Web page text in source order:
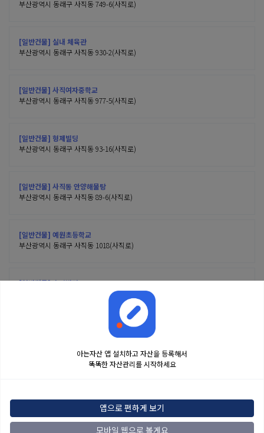
부산광역시 동래구 사직동 749-6(사직로)
[일반건물] 실내 체육관
부산광역시 동래구 사직동 930-2(사직로)
[일반건물] 사직여자중학교
부산광역시 동래구 사직동 977-5(사직로)
[일반건물] 형제빌딩
부산광역시 동래구 사직동 93-16(사직로)
[일반건물] 사직동 안양해물탕
부산광역시 동래구 사직동 89-6(사직로)
[일반건물] 예원초등학교
부산광역시 동래구 사직동 1018(사직로)
[일반건물] 호영빌딩
부산광역시 동래구 사직동 92-8(사직로)
아는자산 앱 설치하고 자산을 등록해서
똑똑한 자산관리를 시작하세요
앱으로 편하게 보기
모바일 웹으로 볼게요
수 있습니다. 본 정보는 일반적인 시장 정보 제공을 위한 것이며 투자 권유 또는 자문에
해당하지 않습니다. 해당 정보로 인한 투자 결과에 법적인 책임을 지지 않으며, 투자
결정 및 책임은 전적으로 이용자에게 있습니다.